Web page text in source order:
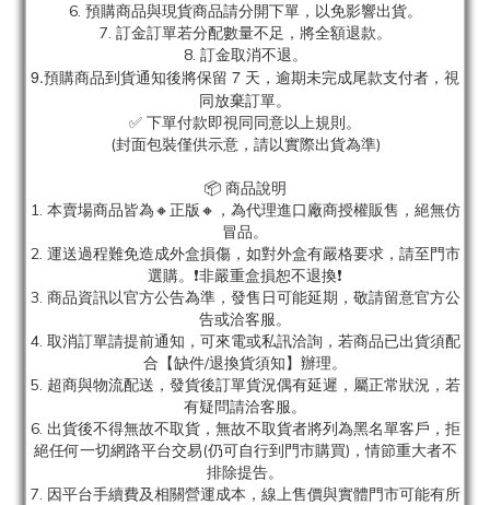
6. 預購商品與現貨商品請分開下單，以免影響出貨。
7. 訂金訂單若分配數量不足，將全額退款。
8. 訂金取消不退。
9.預購商品到貨通知後將保留 7 天，逾期未完成尾款支付者，視
同放棄訂單。
✅ 下單付款即視同同意以上規則。
(封面包裝僅供示意，請以實際出貨為準)
📦 商品說明
1. 本賣場商品皆為🔸正版🔸，為代理進口廠商授權販售，絕無仿
冒品。
2. 運送過程難免造成外盒損傷，如對外盒有嚴格要求，請至門市
選購。❗非嚴重盒損恕不退換❗
3. 商品資訊以官方公告為準，發售日可能延期，敬請留意官方公
告或洽客服。
4. 取消訂單請提前通知，可來電或私訊洽詢，若商品已出貨須配
合【缺件/退換貨須知】辦理。
5. 超商與物流配送，發貨後訂單貨況偶有延遲，屬正常狀況，若
有疑問請洽客服。
6. 出貨後不得無故不取貨，無故不取貨者將列為黑名單客戶，拒
絕任何一切網路平台交易(仍可自行到門市購買)，情節重大者不
排除提告。
7. 因平台手續費及相關營運成本，線上售價與實體門市可能有所